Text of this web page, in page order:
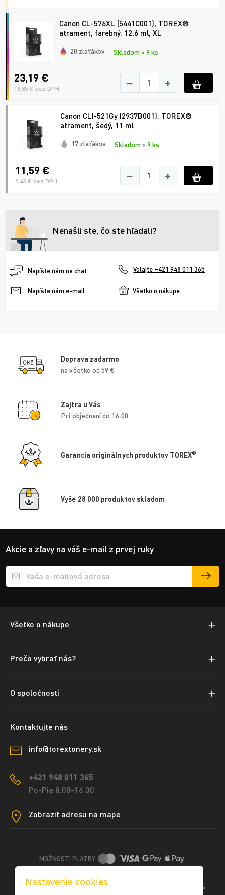
Canon CL-576XL (5441C001), TOREX®
atrament, farebný, 12,6 ml, XL
20 zlaťákov Skladom > 9 ks
23,19 €
18,85 € bez DPH − +
Canon CLI-521Gy (2937B001), TOREX®
atrament, šedý, 11 ml
17 zlaťákov Skladom > 9 ks
11,59 €
9,43 € bez DPH − +
Nenašli ste, čo ste hľadali?
Napíšte nám na chat Volajte +421 948 011 365
Napíšte nám e-mail Všetko o nákupe
Doprava zadarmo
na všetko od 59 €
Zajtra u Vás
Pri objednaní do 16:00
Garancia originálnych produktov TOREX®
Vyše 28 000 produktov skladom
Akcie a zľavy na váš e-mail z prvej ruky
Přihlášení e-mailu k odběru
Všetko o nákupe
Prečo vybrať nás?
O spoločnosti
Kontaktujte nás
info@torextonery.sk
+421 948 011 365
Po-Pia 8.00-16.30
Zobraziť adresu na mape
MOŽNOSTI PLATBY
Nastavenie cookies